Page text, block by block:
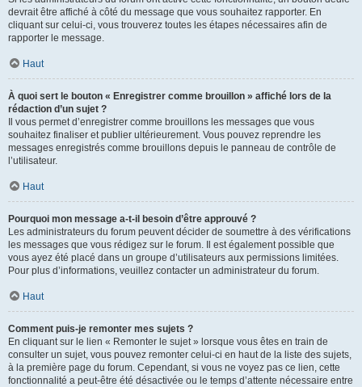
devrait être affiché à côté du message que vous souhaitez rapporter. En
cliquant sur celui-ci, vous trouverez toutes les étapes nécessaires afin de
rapporter le message.
Haut
À quoi sert le bouton « Enregistrer comme brouillon » affiché lors de la
rédaction d’un sujet ?
Il vous permet d’enregistrer comme brouillons les messages que vous
souhaitez finaliser et publier ultérieurement. Vous pouvez reprendre les
messages enregistrés comme brouillons depuis le panneau de contrôle de
l’utilisateur.
Haut
Pourquoi mon message a-t-il besoin d’être approuvé ?
Les administrateurs du forum peuvent décider de soumettre à des vérifications
les messages que vous rédigez sur le forum. Il est également possible que
vous ayez été placé dans un groupe d’utilisateurs aux permissions limitées.
Pour plus d’informations, veuillez contacter un administrateur du forum.
Haut
Comment puis-je remonter mes sujets ?
En cliquant sur le lien « Remonter le sujet » lorsque vous êtes en train de
consulter un sujet, vous pouvez remonter celui-ci en haut de la liste des sujets,
à la première page du forum. Cependant, si vous ne voyez pas ce lien, cette
fonctionnalité a peut-être été désactivée ou le temps d’attente nécessaire entre